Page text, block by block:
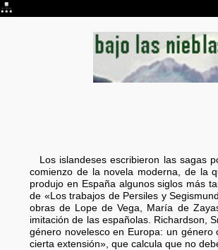
Los islandeses escribieron las sagas
comienzo de la novela moderna, de la
produjo en España algunos siglos más
de «Los trabajos de Persiles y
obras de Lope de Vega, María de
imitación de las españolas. Richardson,
género novelesco en Europa: un
cierta extensión», que calcula que no